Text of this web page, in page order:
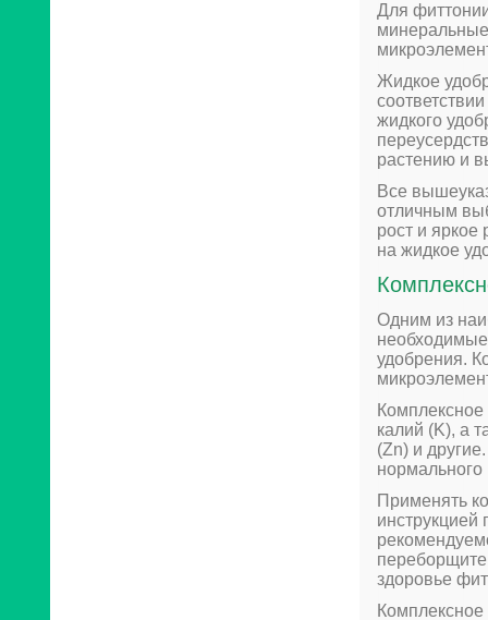
Для
Жидкое
жидкого
растению и
Все
отличным
рост и яркое
на жидкое
Одним из
удобрения.
калий (K), а
(Zn) и
нормального
Применять
инструкцией
переборщите
здоровье